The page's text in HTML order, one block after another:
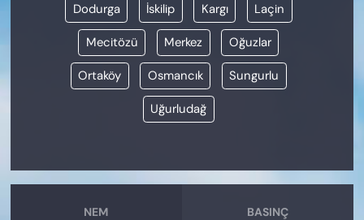
Dodurga İskilip Kargı Laçin
Mecitözü Merkez Oğuzlar
Ortaköy Osmancık Sungurlu
Uğurludağ
NEM BASINÇ
VAN VE DİYARBAKIR HABERLERİ